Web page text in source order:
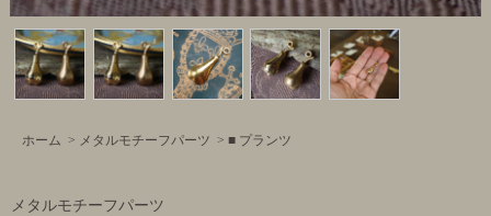
ホーム > メタルモチーフパーツ > ■ プランツ
メタルモチーフパーツ